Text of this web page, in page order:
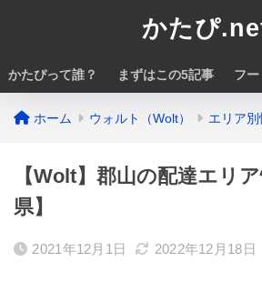
かたぴ
かたぴって誰？ まずはこの5記事 フ
ホーム ウォルト（Wolt） エリア別
【Wolt】郡山の配達エリ
県】
2021年12月1日 2022年12月18日